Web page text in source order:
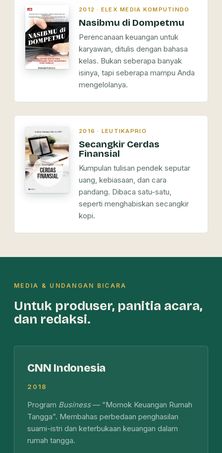
2012 · ELEX MEDIA KOMPUTINDO
Nasibmu di Dompetmu
Perencanaan keuangan untuk
karyawan, ditulis dengan bahasa
kelas. Bukan seberapa banyak
isinya, tapi seberapa mampu Anda
mengelolanya.
2016 · LEUTIKAPRIO
Secangkir Cerdas
Finansial
Kumpulan tulisan pendek seputar
uang, kebiasaan, dan cara
pandang. Dibaca satu-satu,
seperti menghabiskan secangkir
kopi.
MEDIA & UNDANGAN BICARA
Untuk produser, panitia acara,
dan redaksi.
CNN Indonesia
2018
Program Business— “Momok Keuangan Rumah
Tangga”. Membahas perbedaan penghasilan
suami-istri dan keterbukaan keuangan dalam
rumah tangga.